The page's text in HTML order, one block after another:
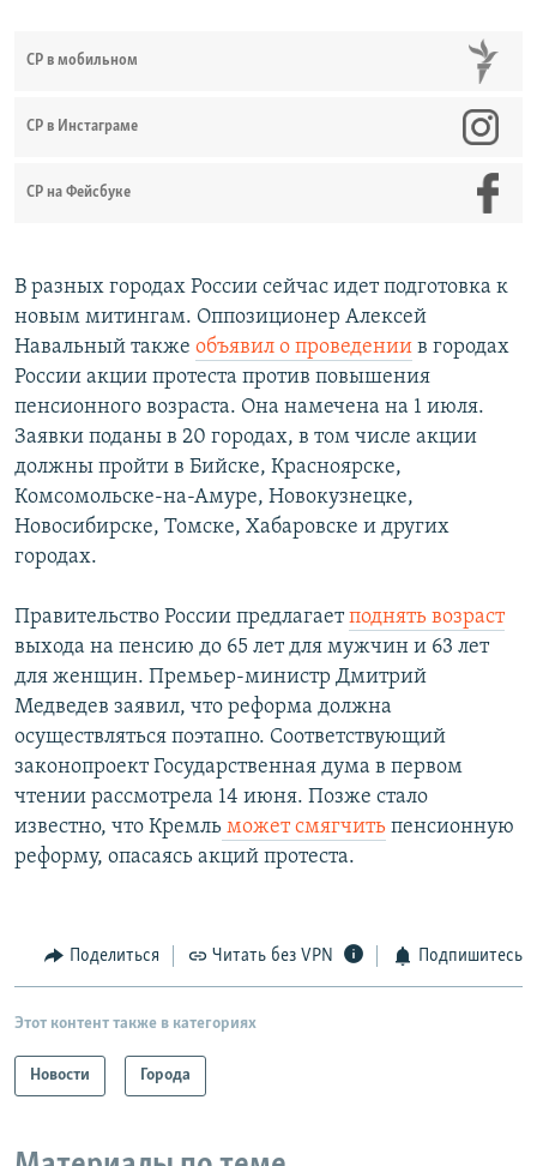
СР в мобильном
СР в Инстаграме
СР на Фейсбуке
В разных городах России сейчас идет подготовка к
новым митингам. Оппозиционер Алексей
Навальный также объявил о проведении в городах
России акции протеста против повышения
пенсионного возраста. Она намечена на 1 июля.
Заявки поданы в 20 городах, в том числе акции
должны пройти в Бийске, Красноярске,
Комсомольске-на-Амуре, Новокузнецке,
Новосибирске, Томске, Хабаровске и других
городах.
Правительство России предлагаетподнять возраст
выхода на пенсию до 65 лет для мужчин и 63 лет
для женщин. Премьер-министр Дмитрий
Медведев заявил, что реформа должна
осуществляться поэтапно. Соответствующий
законопроект Государственная дума в первом
чтении рассмотрела 14 июня. Позже стало
известно, что Кремль может смягчить пенсионную
реформу, опасаясь акций протеста.​
Поделиться Читать без VPN Подпишитесь
Этот контент также в категориях
Новости Города